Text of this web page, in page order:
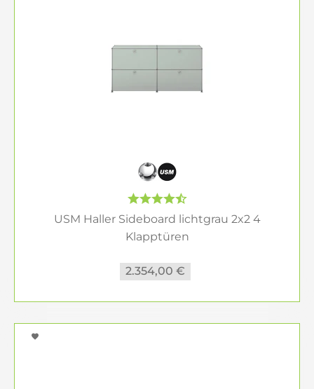
USM Haller Sideboard lichtgrau 2x2 4
Klapptüren
2.354,00 €